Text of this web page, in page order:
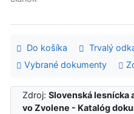
Do košíka Trvalý
Vybrané dokumenty
Zdroj:Slovenská lesnícka
vo Zvolene - Katalóg